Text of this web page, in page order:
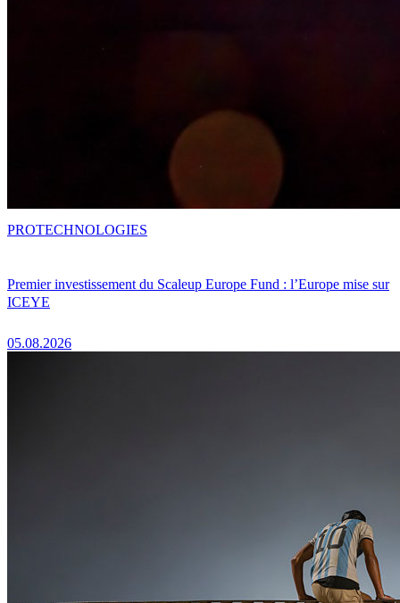
Premier investissement du Scaleup Europe Fund : l’Europe mise sur
ICEYE
05.08.2026
PROTECHNOLOGIES